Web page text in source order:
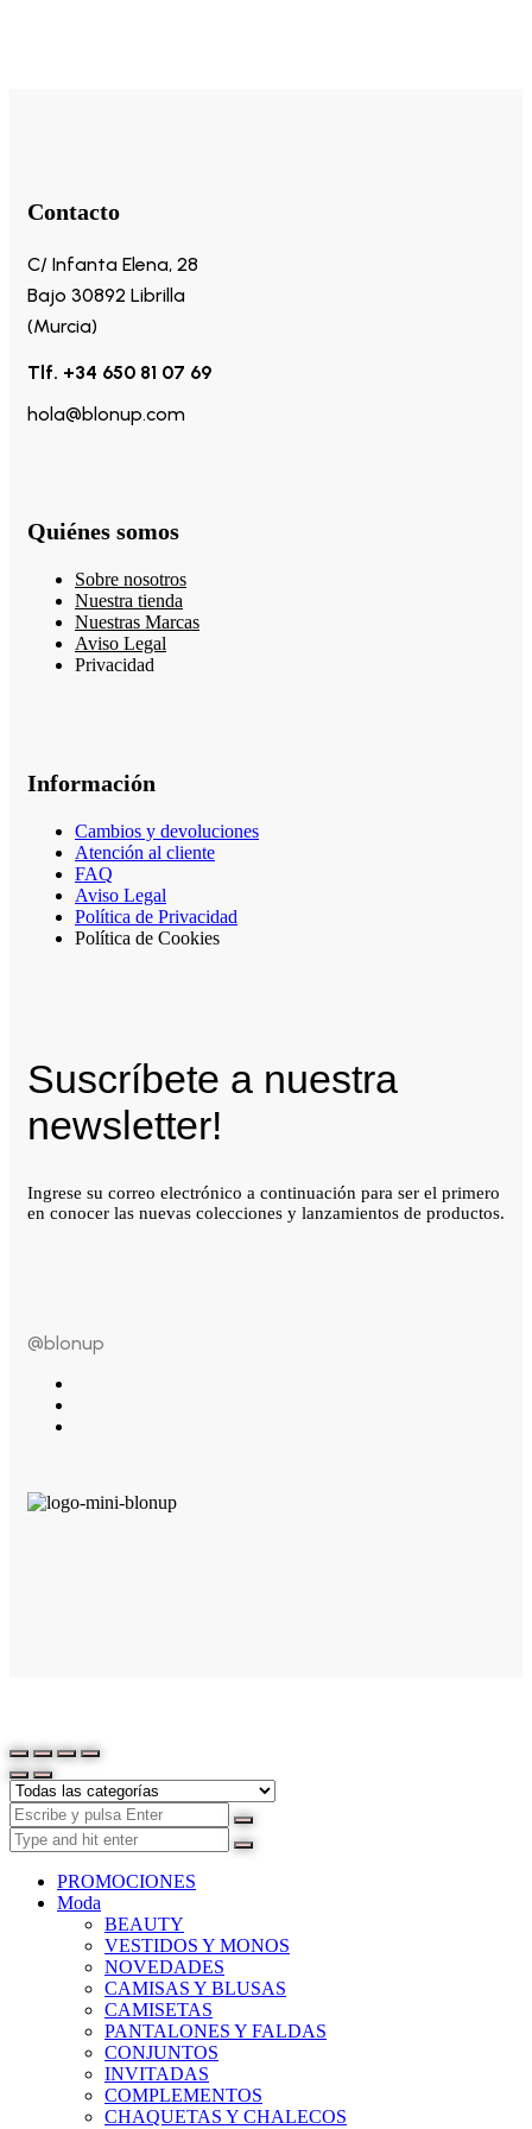
Contacto
C/ Infanta Elena, 28
Bajo 30892 Librilla
(Murcia)
Tlf. +34 650 81 07 69
hola@blonup.com
Quiénes somos
Sobre nosotros
Nuestra tienda
Nuestras Marcas
Aviso Legal
Privacidad
Información
Cambios y devoluciones
Atención al cliente
FAQ
Aviso Legal
Política de Privacidad
Política de Cookies
Suscríbete a nuestra
newsletter!
Ingrese su correo electrónico a continuación para ser el primero
en conocer las nuevas colecciones y lanzamientos de productos.
@blonup
PROMOCIONES
Moda
BEAUTY
VESTIDOS Y MONOS
NOVEDADES
CAMISAS Y BLUSAS
CAMISETAS
PANTALONES Y FALDAS
CONJUNTOS
INVITADAS
COMPLEMENTOS
CHAQUETAS Y CHALECOS